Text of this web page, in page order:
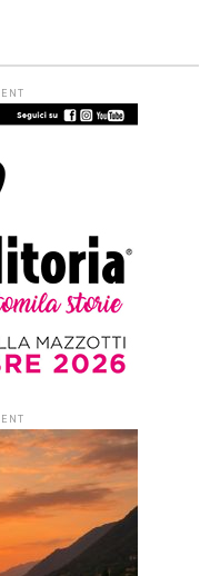
a tutti i nidi
al via le
alla
del 7-15
Luglio 2026